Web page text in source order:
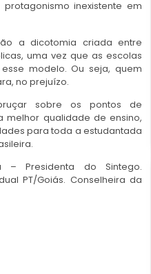
inexistente em
a dicotomia criada entre
uma vez que as escolas
modelo. Ou seja, quem
no prejuízo.
sobre os pontos de
melhor qualidade de ensino,
para toda a estudantada
– Presidenta do Sintego.
PT/Goiás. Conselheira da